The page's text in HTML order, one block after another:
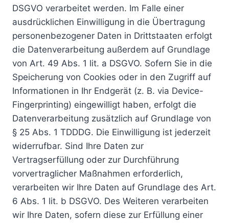
DSGVO verarbeitet werden. Im Falle einer
ausdrücklichen Einwilligung in die Übertragung
personenbezogener Daten in Drittstaaten erfolgt
die Datenverarbeitung außerdem auf Grundlage
von Art. 49 Abs. 1 lit. a DSGVO. Sofern Sie in die
Speicherung von Cookies oder in den Zugriff auf
Informationen in Ihr Endgerät (z. B. via Device-
Fingerprinting) eingewilligt haben, erfolgt die
Datenverarbeitung zusätzlich auf Grundlage von
§ 25 Abs. 1 TDDDG. Die Einwilligung ist jederzeit
widerrufbar. Sind Ihre Daten zur
Vertragserfüllung oder zur Durchführung
vorvertraglicher Maßnahmen erforderlich,
verarbeiten wir Ihre Daten auf Grundlage des Art.
6 Abs. 1 lit. b DSGVO. Des Weiteren verarbeiten
wir Ihre Daten, sofern diese zur Erfüllung einer